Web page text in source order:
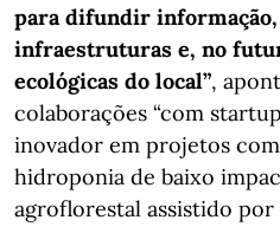
para difundir
infraestruturas e, no
ecológicas do local”,
colaborações “com
inovador em projetos
hidroponia de baixo
agroflorestal assistido por